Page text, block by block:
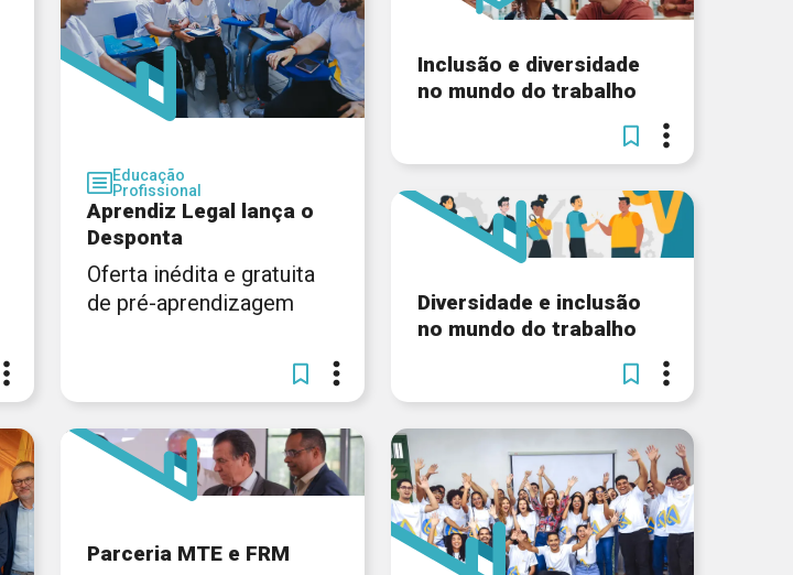
Educação
Profissional
Aprendiz Legal lança o
Desponta
Oferta inédita e gratuita
de pré-aprendizagem
Inclusão e diversidade
no mundo do trabalho
Diversidade e inclusão
no mundo do trabalho
Parceria MTE e FRM